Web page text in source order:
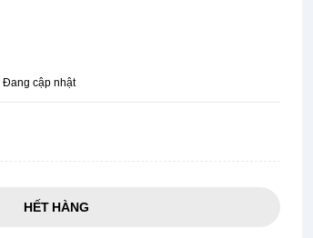
Đang cập nhật
HẾT HÀNG